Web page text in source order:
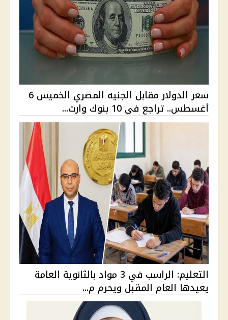
سعر الدولار مقابل الجنيه المصري الخميس 6
أغسطس.. تراجع في 10 بنوك وارت...
التعليم: الراسب في 3 مواد بالثانوية العامة
يعيدها العام المقبل ويحرم م...